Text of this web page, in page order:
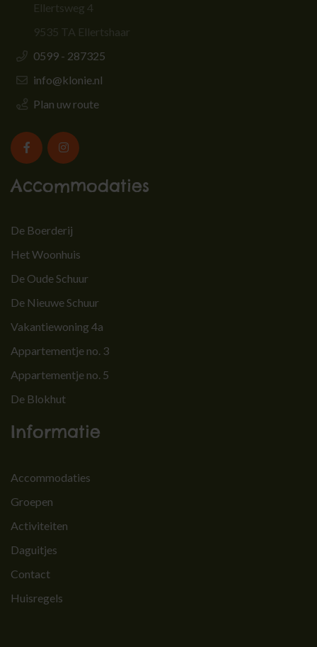
Ellertsweg 4
9535 TA Ellertshaar
0599 - 287325
info@klonie.nl
Plan uw route
Accommodaties
De Boerderij
Het Woonhuis
De Oude Schuur
De Nieuwe Schuur
Vakantiewoning 4a
Appartementje no. 3
Appartementje no. 5
De Blokhut
Informatie
Accommodaties
Groepen
Activiteiten
Daguitjes
Contact
Huisregels